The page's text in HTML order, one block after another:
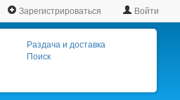
Зарегистрироваться Войти
Раздача и доставка
Поиск